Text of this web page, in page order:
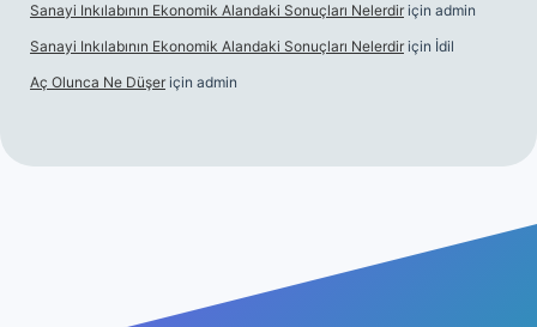
Sanayi Inkılabının Ekonomik Alandaki Sonuçları Nelerdir için admin
Sanayi Inkılabının Ekonomik Alandaki Sonuçları Nelerdir için İdil
Aç Olunca Ne Düşer için admin